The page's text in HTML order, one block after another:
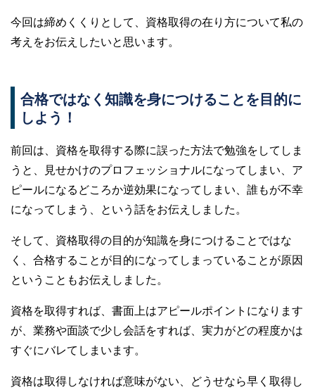
今回は締めくくりとして、資格取得の在り方について私の
考えをお伝えしたいと思います。
合格ではなく知識を身につけることを目的に
しよう！
前回は、資格を取得する際に誤った方法で勉強をしてしま
うと、見せかけのプロフェッショナルになってしまい、ア
ピールになるどころか逆効果になってしまい、誰もが不幸
になってしまう、という話をお伝えしました。
そして、資格取得の目的が知識を身につけることではな
く、合格することが目的になってしまっていることが原因
ということもお伝えしました。
資格を取得すれば、書面上はアピールポイントになります
が、業務や面談で少し会話をすれば、実力がどの程度かは
すぐにバレてしまいます。
資格は取得しなければ意味がない、どうせなら早く取得し